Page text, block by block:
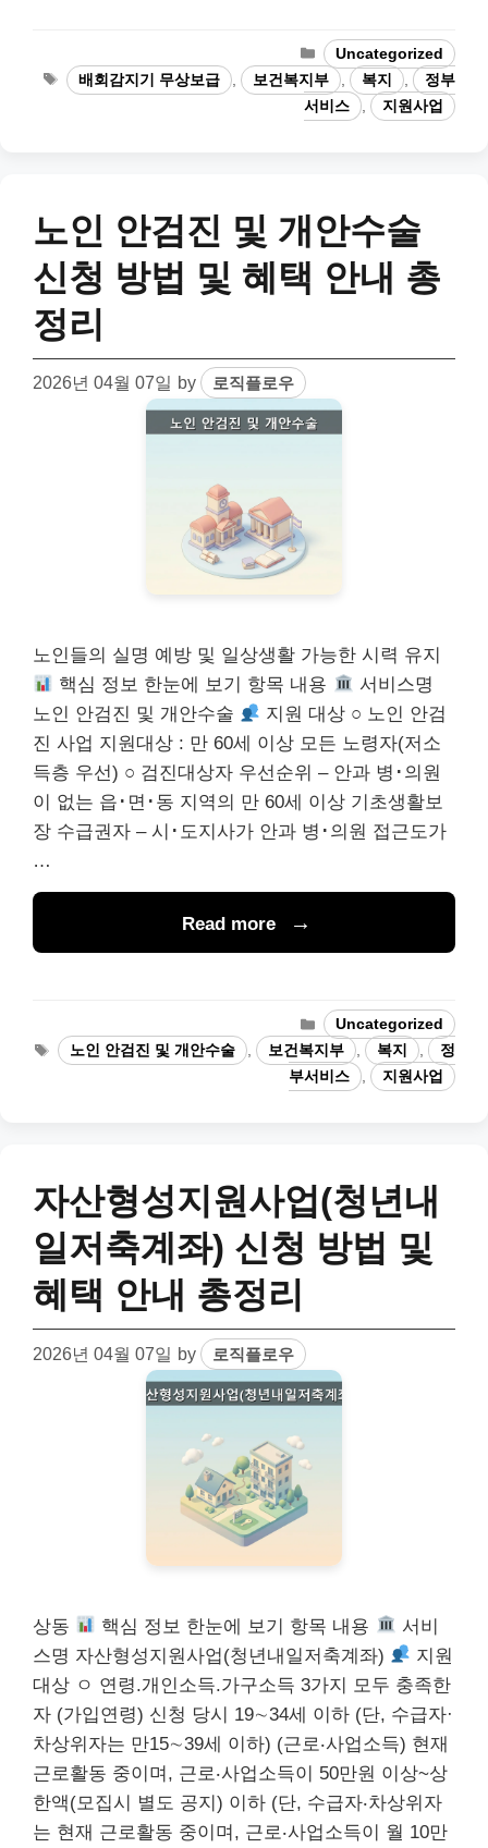
Categories
Uncategorized
Tags
배회감지기 무상보급 보건복지부 복지
정부
서비스
지원사업
노인 안검진 및 개안수술
신청 방법 및 혜택 안내 총
정리
2026년 04월 07일 by 로직플로우
노인들의 실명 예방 및 일상생활 가능한 시력 유지
핵심 정보 한눈에 보기 항목 내용
서비스명
노인 안검진 및 개안수술
지원 대상 ○ 노인 안검
진 사업 지원대상 : 만 60세 이상 모든 노령자(저소
득층 우선) ○ 검진대상자 우선순위 – 안과 병･의원
이 없는 읍･면･동 지역의 만 60세 이상 기초생활보
장 수급권자 – 시･도지사가 안과 병･의원 접근도가
…
Read more
Categories
Uncategorized
Tags노인 안검진 및 개안수술 , 보건복지부 , 복지 ,
정
부서비스
, 지원사업
자산형성지원사업(청년내
일저축계좌) 신청 방법 및
혜택 안내 총정리
2026년 04월 07일 by 로직플로우
상동 핵심 정보 한눈에 보기 항목 내용
서비
스명 자산형성지원사업(청년내일저축계좌)
지원
대상 ㅇ 연령.개인소득.가구소득 3가지 모두 충족한
자 (가입연령) 신청 당시 19∼34세 이하 (단, 수급자·
차상위자는 만15∼39세 이하) (근로‧사업소득) 현재
근로활동 중이며, 근로‧사업소득이 50만원 이상~상
한액(모집시 별도 공지) 이하 (단, 수급자‧차상위자
는 현재 근로활동 중이며, 근로‧사업소득이 월 10만